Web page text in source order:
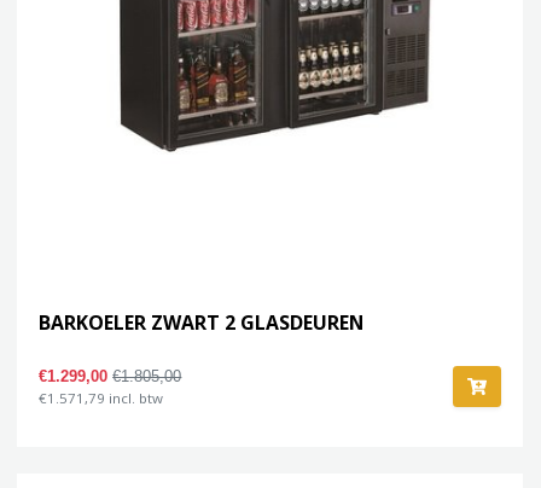
BARKOELER ZWART 2 GLASDEUREN
€1.299,00€1.805,00
€1.571,79 incl. btw